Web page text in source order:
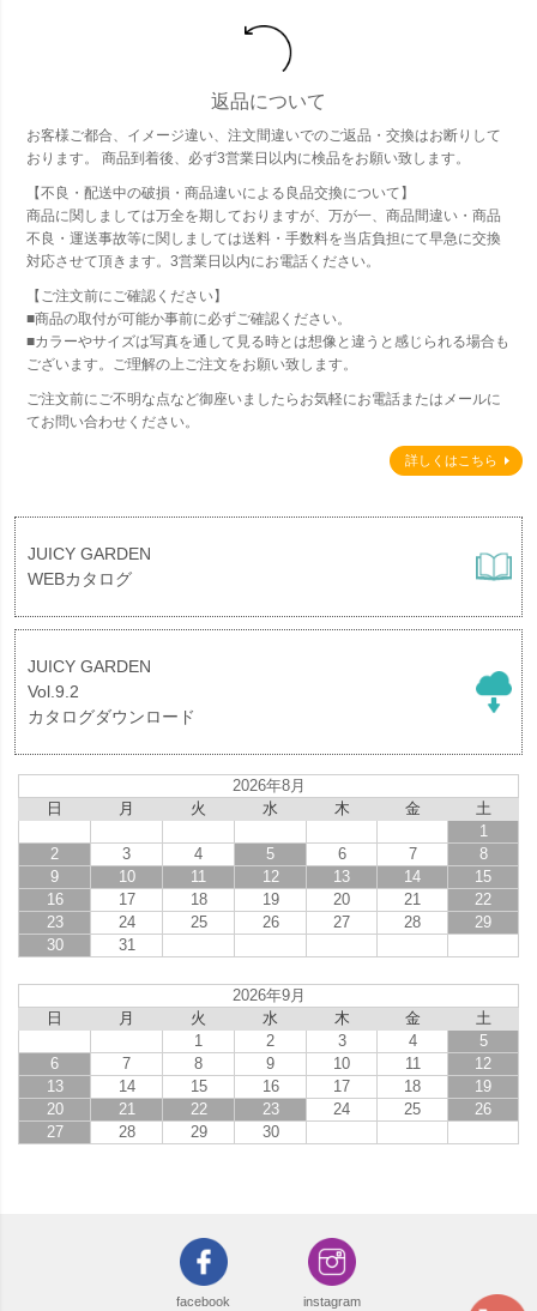
返品について
お客様ご都合、イメージ違い、注文間違いでのご返品・交換はお断りして
おります。 商品到着後、必ず3営業日以内に検品をお願い致します。
【不良・配送中の破損・商品違いによる良品交換について】
商品に関しましては万全を期しておりますが、万が一、商品間違い・商品
不良・運送事故等に関しましては送料・手数料を当店負担にて早急に交換
対応させて頂きます。3営業日以内にお電話ください。
【ご注文前にご確認ください】
■商品の取付が可能か事前に必ずご確認ください。
■カラーやサイズは写真を通して見る時とは想像と違うと感じられる場合も
ございます。ご理解の上ご注文をお願い致します。
ご注文前にご不明な点など御座いましたらお気軽にお電話またはメールに
てお問い合わせください。
詳しくはこちら
JUICY GARDEN
WEBカタログ
JUICY GARDEN
Vol.9.2
カタログダウンロード
2026年8月
日
月 火 水 木 金
土
1
2
3 4 5 6 7
8
9
10 11 12 13 14
15
16
17 18 19 20 21
22
23
24 25 26 27 28
29
30
31
2026年9月
日
月 火 水 木 金
土
1
2 3 4
5
6
7 8 9 10 11
12
13
14 15 16 17 18
19
20
21 22 23 24 25
26
27
28 29 30
facebook instagram